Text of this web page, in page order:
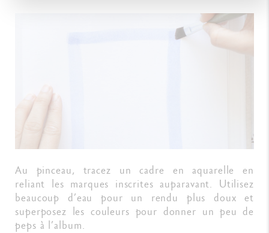
Au pinceau, tracez un cadre en aquarelle en
reliant les marques inscrites auparavant. Utilisez
beaucoup d’eau pour un rendu plus doux et
superposez les couleurs pour donner un peu de
peps à l’album.